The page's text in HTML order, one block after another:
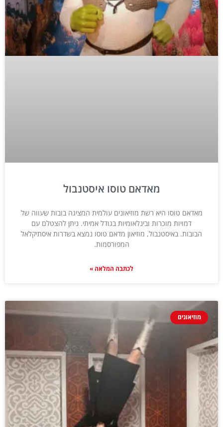
מאדאם טוסו איסטנבול
מאדאם טוסו היא רשת מוזיאונים עולמית המציגה בובות שעווה של
דמויות מוכרות ובינלאומיות בגודל אמיתי. ניתן להצטלם עם
הבובות. באיסטנבול, מוזיאון מדאם טוסו נמצא בשדרות איסתיקלאל
המפורסמות.
לכתבה המלאה »
מוזיאונים